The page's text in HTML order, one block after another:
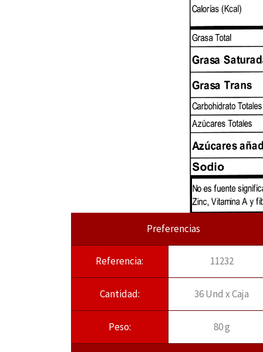
Preferencias
Referencia: 11232
Cantidad: 36 Und x Caja
Peso: 80 g